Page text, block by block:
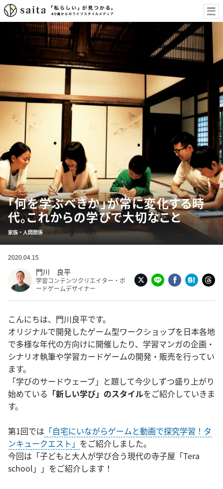
「何を学ぶべきか」が常に変化する時
代。これからの学びで大切なこと
家族・人間関係
2020.04.15
門川 良平
学習コンテンツクリエイター・ボ
ードゲームデザイナー
こんにちは、門川良平です。
オリジナルで開発したゲーム型ワークショップを日本各地
で多様な年代の方向けに開催したり、学習マンガの企画・
シナリオ執筆や学習カードゲームの開発・販売を行ってい
ます。
「学びのサードウェーブ」と題して今少しずつ盛り上がり
始めている 「新しい学び」のスタイルをご紹介していきま
す。
第1回では 「自宅にいながらゲームと動画で探究学習！タ
ンキュークエスト」 をご紹介しました。
今回は「子どもと大人が学び合う現代の寺子屋「Tera
school」」をご紹介します！